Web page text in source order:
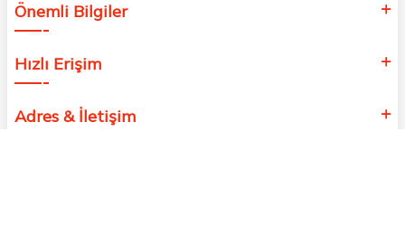
Önemli Bilgiler
Hızlı Erişim
Adres & İletişim